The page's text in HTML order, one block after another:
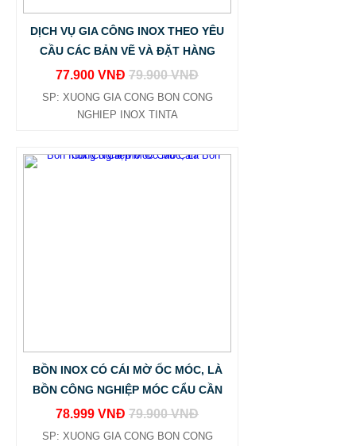
DỊCH VỤ GIA CÔNG INOX THEO YÊU
CẦU CÁC BẢN VẼ VÀ ĐẶT HÀNG
77.900 VNĐ 79.900 VNĐ
SP: XUONG GIA CONG BON CONG
NGHIEP INOX TINTA
BỒN INOX CÓ CÁI MỜ ỐC MÓC, LÀ
BỒN CÔNG NGHIỆP MÓC CẨU CẦN
78.999 VNĐ 79.900 VNĐ
SP: XUONG GIA CONG BON CONG